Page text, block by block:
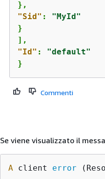
"Sid" : "MyId"
}
"Id" : "default"
}
Commenti
Se viene visualizzato il
A client error